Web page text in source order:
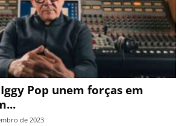
Pop unem forças em
de 2023